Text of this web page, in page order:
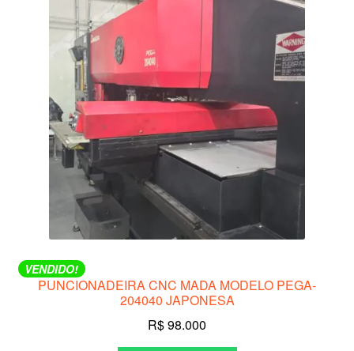
VENDIDO!
PUNCIONADEIRA CNC MADA MODELO PEGA-
204040 JAPONESA
R$98.000